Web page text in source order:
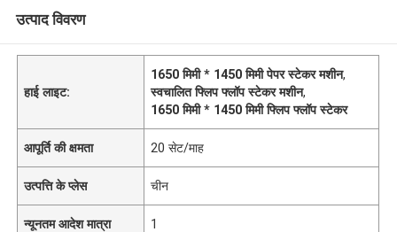
उत्पाद विवरण
हाई लाइट:
1650 मिमी * 1450 मिमी पेपर स्टेकर मशीन,
स्वचालित फ्लिप फ्लॉप स्टेकर मशीन,
1650 मिमी * 1450 मिमी फ्लिप फ्लॉप स्टेकर
आपूर्ति की क्षमता 20 सेट/माह
उत्पत्ति के प्लेस चीन
न्यूनतम आदेश मात्रा 1